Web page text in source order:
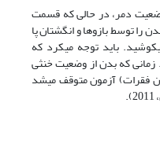
وضعیت دمر، در حالی که قسمت
را توسط بازوها و انگشتان پا
باید توجه می­کرد که
زمانی که بدن از وضعیت خنثی
فقرات) آزمون متوقف می­شد